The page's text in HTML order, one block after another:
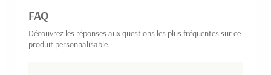
FAQ
Découvrez les réponses aux questions les plus fréquentes sur ce
produit personnalisable.